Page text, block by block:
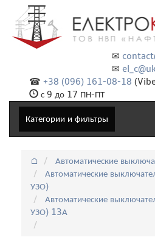
✉
✉
☎ +38 (096) 161-08-18
с 9 до 17 ПН-ПТ
Категории и фильтры
⌂
Автоматические
Автоматические
УЗО)
Автоматические
УЗО) 13А